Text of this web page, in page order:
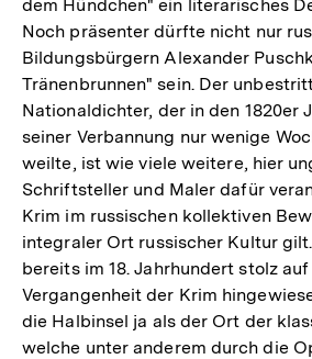
dem Hündchen" ein literarisches
Noch präsenter dürfte nicht nur
Bildungsbürgern Alexander
Tränenbrunnen" sein. Der
Nationaldichter, der in den 1820er
seiner Verbannung nur wenige
weilte, ist wie viele weitere, hier
Schriftsteller und Maler dafür
Krim im russischen kollektiven
integraler Ort russischer Kultur
bereits im 18. Jahrhundert stolz
Vergangenheit der Krim
die Halbinsel ja als der Ort der
welche unter anderem durch die